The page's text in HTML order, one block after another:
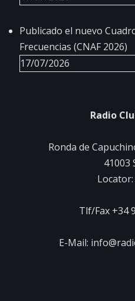
Publicado el nuevo
Frecuencias (CNAF 2026)
17/07/2026
Radio
Ronda de
41003
Locator:
Tlf/Fax +34
E-Mail: